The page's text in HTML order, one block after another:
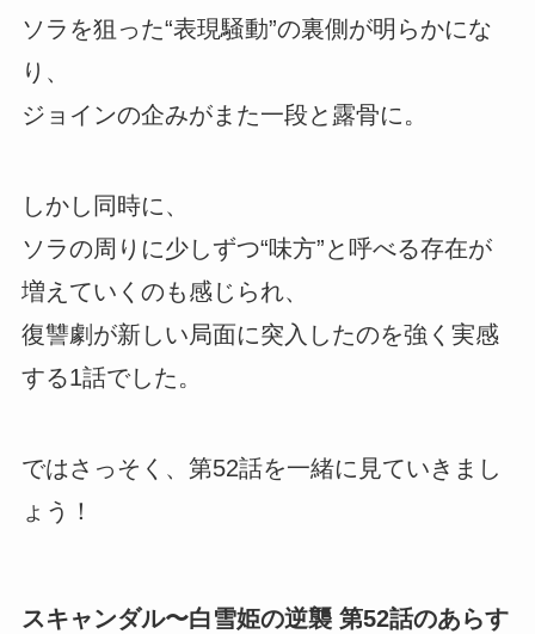
ソラを狙った“表現騒動”の裏側が明らかにな
り、
ジョインの企みがまた一段と露骨に。
しかし同時に、
ソラの周りに少しずつ“味方”と呼べる存在が
増えていくのも感じられ、
復讐劇が新しい局面に突入したのを強く実感
する1話でした。
ではさっそく、第52話を一緒に見ていきまし
ょう！
スキャンダル〜白雪姫の逆襲 第52話のあらす